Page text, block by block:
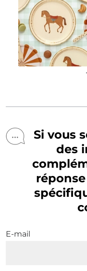
Si vous
des
E-mail